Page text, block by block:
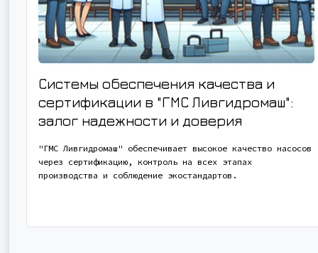
Системы обеспечения качества и
сертификации в "ГМС Ливгидромаш":
залог надежности и доверия
"ГМС Ливгидромаш" обеспечивает высокое качество насосов
через сертификацию, контроль на всех этапах
производства и соблюдение экостандартов.